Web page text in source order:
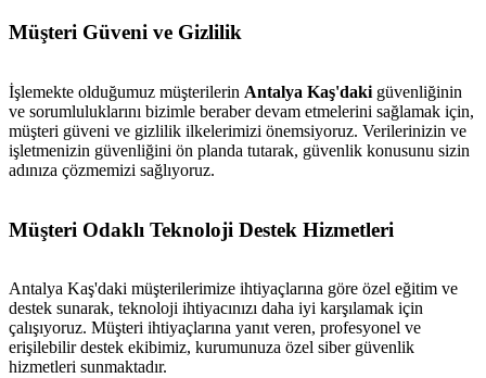
Müşteri Güveni ve Gizlilik
İşlemekte olduğumuz müşterilerin Antalya Kaş'daki güvenliğinin
ve sorumluluklarını bizimle beraber devam etmelerini sağlamak için,
müşteri güveni ve gizlilik ilkelerimizi önemsiyoruz. Verilerinizin ve
işletmenizin güvenliğini ön planda tutarak, güvenlik konusunu sizin
adınıza çözmemizi sağlıyoruz.
Müşteri Odaklı Teknoloji Destek Hizmetleri
Antalya Kaş'daki müşterilerimize ihtiyaçlarına göre özel eğitim ve
destek sunarak, teknoloji ihtiyacınızı daha iyi karşılamak için
çalışıyoruz. Müşteri ihtiyaçlarına yanıt veren, profesyonel ve
erişilebilir destek ekibimiz, kurumunuza özel siber güvenlik
hizmetleri sunmaktadır.